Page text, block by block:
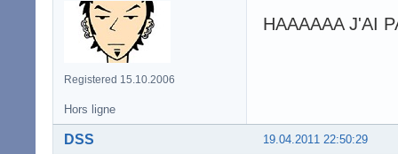
Registered 15.10.2006
HAAAAAA J'AI
Hors ligne
19.04.2011 22:50:29
DSS